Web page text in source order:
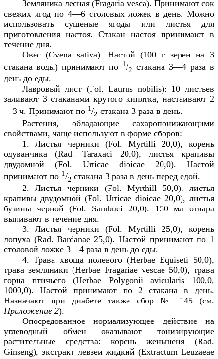
Земляника лесная (Fragaria vesca). Принимают сок
свежих ягод по 4—6 столовых ложек в день. Можно
использовать сушеные ягоды или листья для
приготовления настоя. Стакан настоя принимают в
течение дня.
Овес (Ovena sativa). Настой (100 г зерен на 3
стакана воды) принимают по 1/2 стакана 3—4 раза в
день до еды.
Лавровый лист (Fol. Laurus nobilis): 10 листьев
заливают 3 стаканами крутого кипятка, настаивают 2
—3 ч. Принимают по 1/2 стакана 3 раза в день.
Растения, обладающие сахаропонижающими
свойствами, чаще используют в форме сборов:
1. Листья черники (Fol. Myrtilli 20,0), корень
одуванчика (Rad. Taraxaci 20,0), листья крапивы
двудомной (Fol. Urticae dioicae 20,0). Настой
принимают по 1/2 стакана 3 раза в день перед едой.
2. Листья черники (Fol. Myrthill50,0), листья
крапивы двудомной (Fol. Urticae dioicae 20,0), листья
бузины черной (Fol. Sambuci 20,0). 150 мл отвара
выпивают в течение дня.
3. Листья черники (Fol. Myrtilli25,0), корень
лопуха (Rad.Bardanae 25,0). Настой принимают по 1
столовой ложке 3—4 раза в день до еды.
4. Трава хвоща полевого (Herbae Equiseti 50,0),
трава земляники (Herbae Fragariae vescae50,0), трава
горца птичьего (Herbae Polygonii avicularis100,0,
1000,0). Настой принимают по 2 стакана в день.
Назначают при диабете также сбор № 145 (см.
Приложение 2).
Опосредованное нормализующее действие на
углеводный обмен оказывают тонизирующие
растительные средства: корень женьшеня (Rad.
Ginseng), экстракт левзеи жидкий (Extractum Leuzaeae